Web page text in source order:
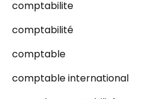
comptabilite
comptabilité
comptable
comptable international